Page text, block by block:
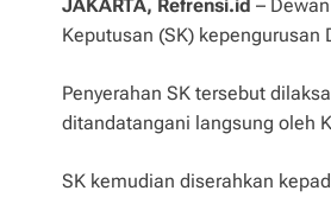
JAKARTA, Refrensi.id –
Keputusan (SK) kepengurusan
Penyerahan SK tersebut
ditandatangani langsung oleh
SK kemudian diserahkan